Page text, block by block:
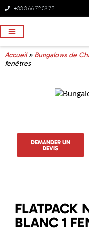
+33 3 66 72 08 72
Accueil» Bungalows de
fenêtres
DEMANDER UN
DEVIS
FLATPACK
BLANC 1